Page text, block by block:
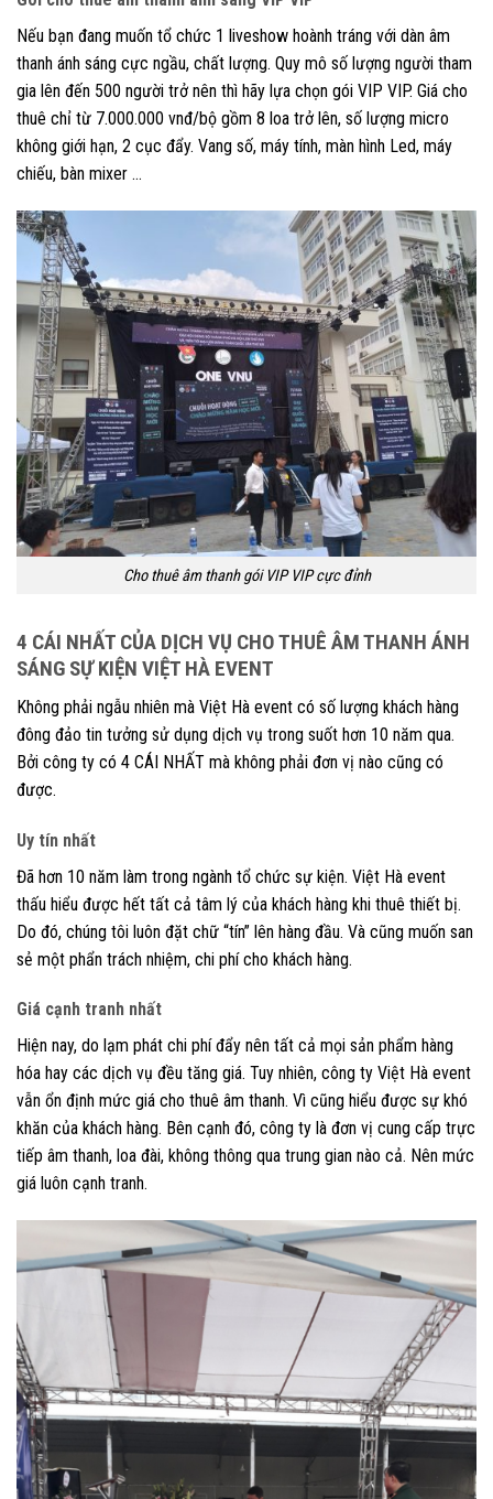
Nếu bạn đang muốn tổ chức 1 liveshow hoành tráng với dàn âm
thanh ánh sáng cực ngầu, chất lượng. Quy mô số lượng người tham
gia lên đến 500 người trở nên thì hãy lựa chọn gói VIP VIP. Giá cho
thuê chỉ từ 7.000.000 vnđ/bộ gồm 8 loa trở lên, số lượng micro
không giới hạn, 2 cục đẩy. Vang số, máy tính, màn hình Led, máy
chiếu, bàn mixer …
Cho thuê âm thanh gói VIP VIP cực đỉnh
4 CÁI NHẤT CỦA DỊCH VỤ CHO THUÊ ÂM THANH ÁNH
SÁNG SỰ KIỆN VIỆT HÀ EVENT
Không phải ngẫu nhiên mà Việt Hà event có số lượng khách hàng
đông đảo tin tưởng sử dụng dịch vụ trong suốt hơn 10 năm qua.
Bởi công ty có 4 CÁI NHẤT mà không phải đơn vị nào cũng có
được.
Uy tín nhất
Đã hơn 10 năm làm trong ngành tổ chức sự kiện. Việt Hà event
thấu hiểu được hết tất cả tâm lý của khách hàng khi thuê thiết bị.
Do đó, chúng tôi luôn đặt chữ “tín” lên hàng đầu. Và cũng muốn san
sẻ một phẩn trách nhiệm, chi phí cho khách hàng.
Giá cạnh tranh nhất
Hiện nay, do lạm phát chi phí đẩy nên tất cả mọi sản phẩm hàng
hóa hay các dịch vụ đều tăng giá. Tuy nhiên, công ty Việt Hà event
vẫn ổn định mức giá cho thuê âm thanh. Vì cũng hiểu được sự khó
khăn của khách hàng. Bên cạnh đó, công ty là đơn vị cung cấp trực
tiếp âm thanh, loa đài, không thông qua trung gian nào cả. Nên mức
giá luôn cạnh tranh.